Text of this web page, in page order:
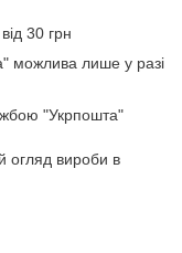
30 грн
можлива лише у разі
"Укрпошта"
огляд вироби в